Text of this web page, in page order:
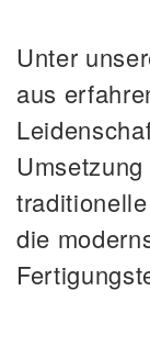
Unter
aus
die